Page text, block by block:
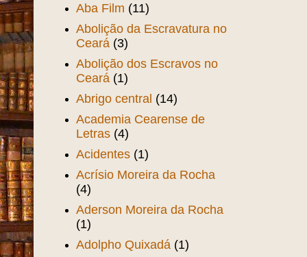
Aba Film (11)
Abolição da Escravatura no
Ceará (3)
Abolição dos Escravos no
Ceará (1)
Abrigo central (14)
Academia Cearense de
Letras (4)
Acidentes (1)
Acrísio Moreira da Rocha
(4)
Aderson Moreira da Rocha
(1)
Adolpho Quixadá (1)